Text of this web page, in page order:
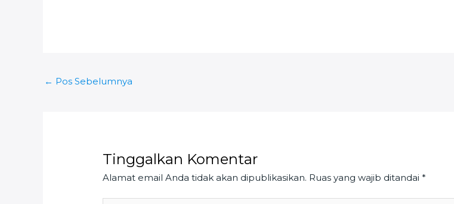
← Pos Sebelumnya
Tinggalkan Komentar
Alamat email Anda tidak akan dipublikasikan. Ruas yang wajib ditandai*